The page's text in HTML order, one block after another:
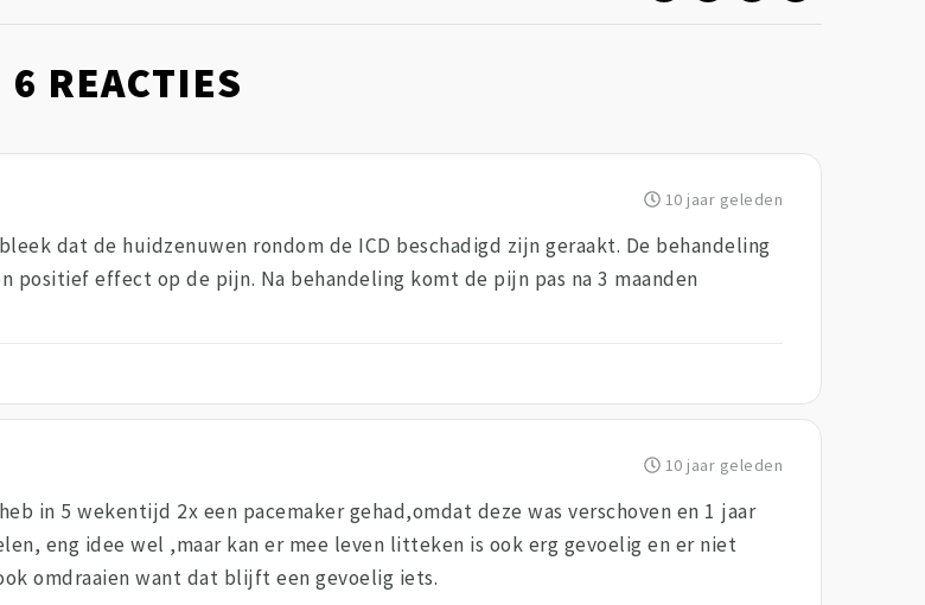
6 REACTIES
10 jaar geleden
dat de huidzenuwen rondom de ICD beschadigd zijn geraakt. De behandeling
effect op de pijn. Na behandeling komt de pijn pas na 3 maanden
10 jaar geleden
in 5 wekentijd 2x een pacemaker gehad,omdat deze was verschoven en 1 jaar
eng idee wel ,maar kan er mee leven litteken is ook erg gevoelig en er niet
omdraaien want dat blijft een gevoelig iets.